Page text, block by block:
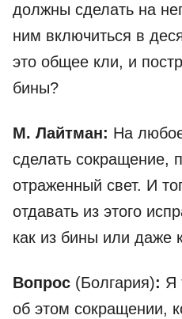
должны сделать на
ним включиться в
это общее кли, и
бины?
М. Лайтман: На
сделать сокращение,
отраженный свет. И
отдавать из этого
как из бины или даже
Вопрос (Болгария): Я
об этом сокращении,